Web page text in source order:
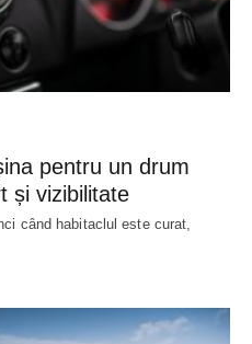
pentru un drum
și vizibilitate
când habitaclul este curat,